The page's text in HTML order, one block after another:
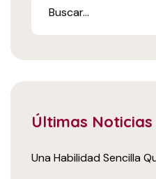
Últimas Noticias
Una Habilidad Sencilla